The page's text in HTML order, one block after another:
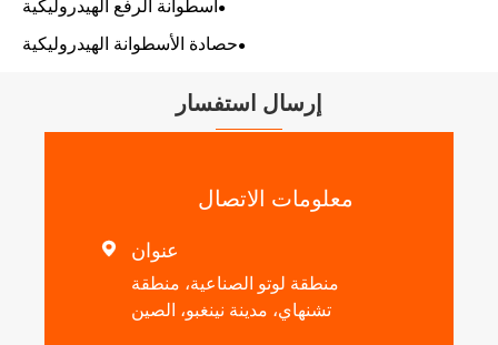
اسطوانة الرفع الهيدروليكية
حصادة الأسطوانة الهيدروليكية
إرسال استفسار
معلومات الاتصال
 عنوان
منطقة لوتو الصناعية، منطقة
تشنهاي، مدينة نينغبو، الصين